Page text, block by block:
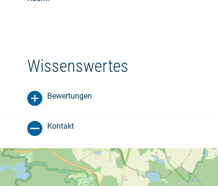
Wissenswertes
Bewertungen
Kontakt